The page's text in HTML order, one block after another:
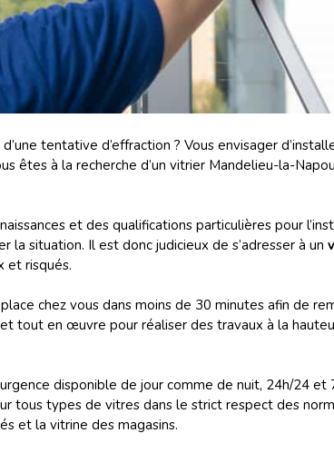
tentative d’effraction ? Vous envisager
êtes à la recherche d’un vitrier Mandelieu-la-
et des qualifications particulières pour
la situation. Il est donc judicieux de s’adresser à un
et risqués.
chez vous dans moins de 30 minutes afin de
tout en œuvre pour réaliser des travaux à la
disponible de jour comme de nuit, 24h/24 et
tous types de vitres dans le strict respect des
et la vitrine des magasins.